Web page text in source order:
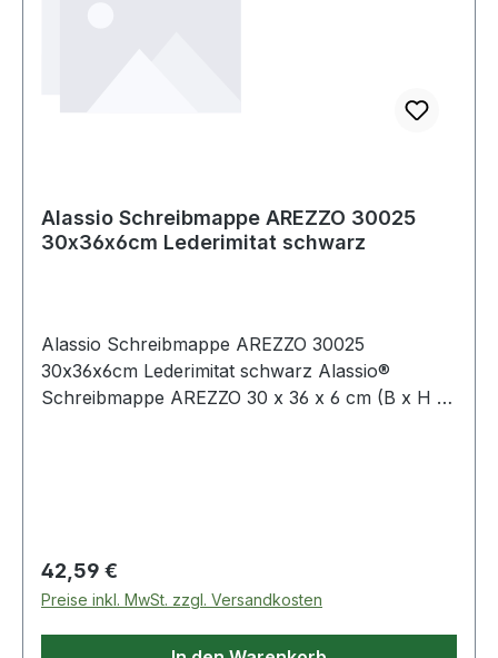
Alassio Schreibmappe AREZZO 30025
30x36x6cm Lederimitat schwarz
Alassio Schreibmappe AREZZO 30025
30x36x6cm Lederimitat schwarz Alassio®
Schreibmappe AREZZO 30 x 36 x 6 cm (B x H x
Regulärer Preis:
42,59 €
Preise inkl. MwSt. zzgl. Versandkosten